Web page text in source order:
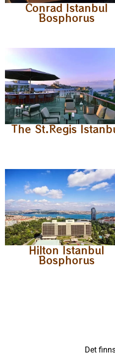
Conrad Istanbul
Bosphorus
The St.Regis
Hilton Istanbul
Bosphorus
Det